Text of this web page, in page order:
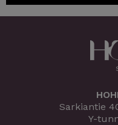
Sarkiantie
Y-